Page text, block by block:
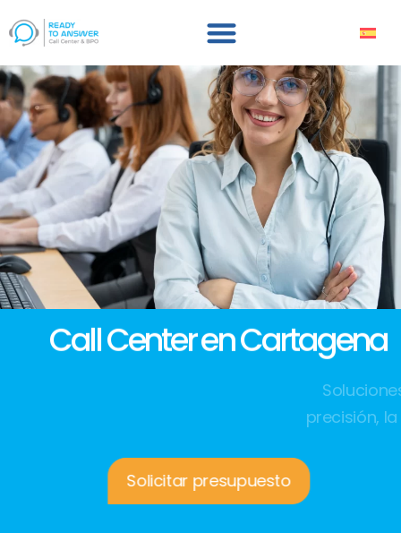
Call Center en Cartagena
Soluciones para empresas que valoran la
precisión, la profesionalidad y la atención al
Solicitar presupuesto